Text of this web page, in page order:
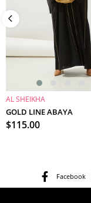
SEPETE EKLE
AL SHEIKHA
GOLD LINE ABAYA
$115.00
Facebook